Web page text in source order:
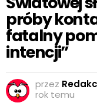
próby
fatalny
intencji”
przez
rok temu